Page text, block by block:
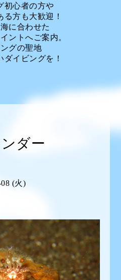
初心者の方や
る方も大歓迎！
に合わせた
ントへご案内。
グの聖地
ダイビングを！
ダー
(火)